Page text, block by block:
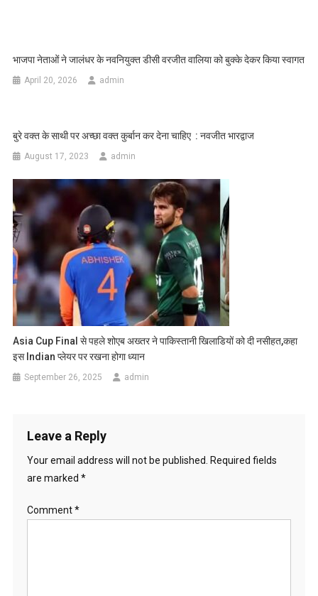
भाजपा नेताओं ने जालंधर के नवनियुक्त डीसी वरजीत वालिया को बुक्के देकर किया स्वागत
April 20, 2026 admin
बुरे वक्त के साथी पर अच्छा वक्त कुर्बान कर देना चाहिए : नवजीत भारद्वाज
August 17, 2023 admin
Asia Cup Final से पहले शोएब अख्तर ने पाकिस्तानी खिलाडियों को दी नसीहत,कहा
इस Indian प्लेयर पर रखना होगा ध्यान
September 26, 2025 admin
Leave a Reply
Your email address will not be published. Required fields
are marked *
Comment*